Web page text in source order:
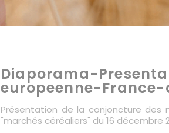
Diaporama-
europeenne-France-
Présentation de la conjoncture des
"marchés céréaliers" du 16 décembre